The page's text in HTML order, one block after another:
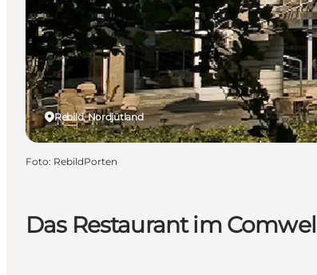
Das Restaurant im
Rebild, Nordjütland
Foto: RebildPorten